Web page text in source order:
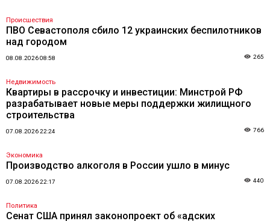
Происшествия
ПВО Севастополя сбило 12 украинских беспилотников
над городом
08.08.2026 08:58 265
Недвижимость
Квартиры в рассрочку и инвестиции: Минстрой РФ
разрабатывает новые меры поддержки жилищного
строительства
07.08.2026 22:24 766
Экономика
Производство алкоголя в России ушло в минус
07.08.2026 22:17 440
Политика
Сенат США принял законопроект об «адских